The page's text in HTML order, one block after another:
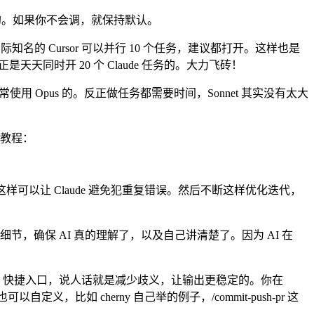
如果你不会调，就保持默认。
知名的 Cursor 可以并行 10 个任务，建议都打开。这样也是
天天同时开 20 个 Claude 任务的。大力飞砖！
使用 Opus 的。反正做任务都需要时间，Sonnet 其实没有太大
程：
可以让 Claude 避免犯重复错误。然后不断这样优化迭代，
节，确保 AI 真的理解了，以及自己讲清楚了。因为 AI 在
捷入口，说人话就是减少歧义，让输出更稳定的。你在
以自定义，比如 cherny 自己举的例子，/commit-push-pr 这